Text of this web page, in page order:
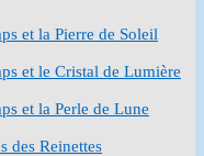
et la Pierre de Soleil
et le Cristal de Lumière
et la Perle de Lune
des Reinettes